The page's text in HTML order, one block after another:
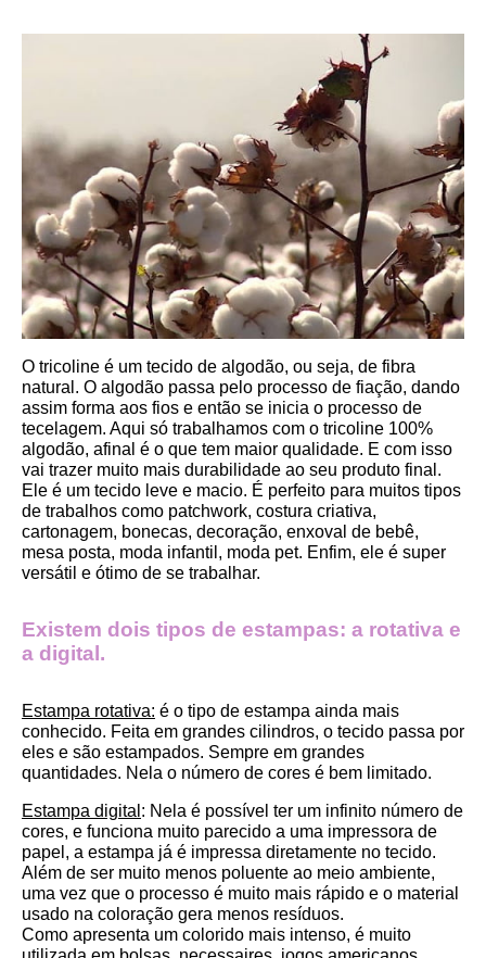
O tricoline é um tecido de algodão, ou seja, de fibra
natural. O algodão passa pelo processo de fiação, dando
assim forma aos fios e então se inicia o processo de
tecelagem. Aqui só trabalhamos com o tricoline 100%
algodão, afinal é o que tem maior qualidade. E com isso
vai trazer muito mais durabilidade ao seu produto final.
Ele é um tecido leve e macio. É perfeito para muitos tipos
de trabalhos como patchwork, costura criativa,
cartonagem, bonecas, decoração, enxoval de bebê,
mesa posta, moda infantil, moda pet. Enfim, ele é super
versátil e ótimo de se trabalhar.
Existem dois tipos de estampas: a rotativa e
a digital.
Estampa rotativa: é o tipo de estampa ainda mais
conhecido. Feita em grandes cilindros, o tecido passa por
eles e são estampados. Sempre em grandes
quantidades. Nela o número de cores é bem limitado.
Estampa digital : Nela é possível ter um infinito número de
cores, e funciona muito parecido a uma impressora de
papel, a estampa já é impressa diretamente no tecido.
Além de ser muito menos poluente ao meio ambiente,
uma vez que o processo é muito mais rápido e o material
usado na coloração gera menos resíduos.
Como apresenta um colorido mais intenso, é muito